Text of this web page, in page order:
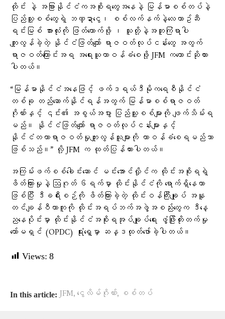
ထိုင်း နဲ့ အခြားနိုင်ငံကအစိုးရတွေအနေနဲ့ မြန်မာစစ်တပ်နဲ့
ပြည်သူ့စစ်တွေရဲ့ ဘဏ္ဍာငွေ၊ စစ်လက်နက်နဲ့လေယာဥ်ဆီ
ရင်းမြစ် အားလုံးကို ဖြတ်တောက်ဖို့ ၊ သူတို့နဲ့အတူကြံရာပါ
ကျူးလွန်ခဲ့တဲ့ နိုင်ငံဖြတ်ကျော် ရာဇဝတ်လုပ်ငန်းတွေ အတွက်
ရာဇဝတ်ကြောင်းအရ အရေးယူတာဝန်ခံစေဖို့ JFM ကတောင်းဆိုထား
ပါတယ်။
“မြန်မာနိုင်ငံအနေဖြင့် ဖက်ဒရယ်ဒီမိုကရေစီနိုင်ငံ
တစ်ခု တည်ဆောက်နိုင်ရန်အတွက် မြန်မာစစ်ရာဇဝတ်
ဂိုဏ်းနှင့် ၎င်း၏ အစွယ်အပွား ပြည်သူ့စစ်များကို ဖျက်သိမ်းရ
မည်။ နိုင်ငံဖြတ်ကျော် ရာဇဝတ်လုပ်ငန်းများနှင့်
နိုင်ငံတကာရာဇဝတ်မှုကျူးလွန်သူများကို တာဝန်ခံစေရမည်သာ
ဖြစ်သည်။” လို့ JFM က ထုတ်ပြန်ထားပါတယ်။
အကြမ်းဖက်စစ်ခေါင်းဆောင် မင်းအောင်လှိုင်က ထိုင်းအစိုးရရဲ့
ဖိတ်ကြားမှုနဲ့ ‌ဩဂုတ် ၆ရက်မှာ ထိုင်းနိုင်ငံကို ရောက်ရှိနေတာ
ဖြစ်ပြီး ဒီခရီးစဉ်ကို ဖိတ်ကြားခဲ့တဲ့ ထိုင်းဝန်ကြီးချုပ် အနူ
တင်ချန်ဝီယာကူကို ထိုင်းအရပ်ဘက်အဖွဲ့အစည်းတွေက ဒီနေ့
ညနေပိုင်းမှာ ထိုင်းနိုင်ငံအစိုးရအုပ်ချုပ်ရေး ဖွံ့ဖြိုးတိုးတက်မှု
ကော်မရှင် (OPDC) ရုံးရှေ့မှာ ဆန္ဒထုတ်ဖော်ခဲ့ပါတယ်။
Views: 8
In this article: JFM, ငွေလိမ်ဂိုဏ်း, စစ်တပ်